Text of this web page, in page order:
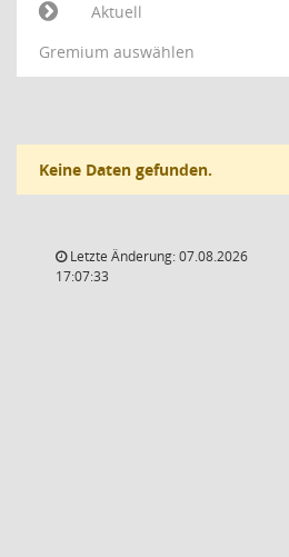
Aktuell
Gremium auswählen
Keine Daten gefunden.
Letzte Änderung: 07.08.2026
17:07:33